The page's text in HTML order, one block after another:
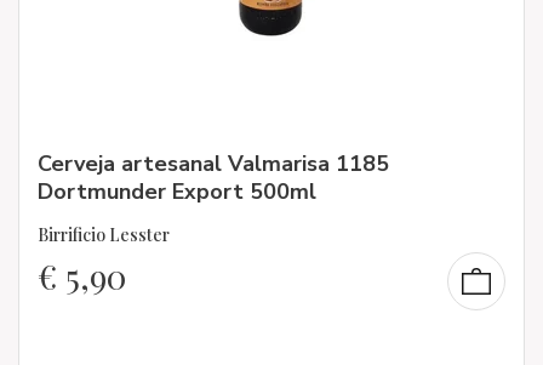
Cerveja artesanal Valmarisa 1185
Dortmunder Export 500ml
Birrificio Lesster
€ 5,90